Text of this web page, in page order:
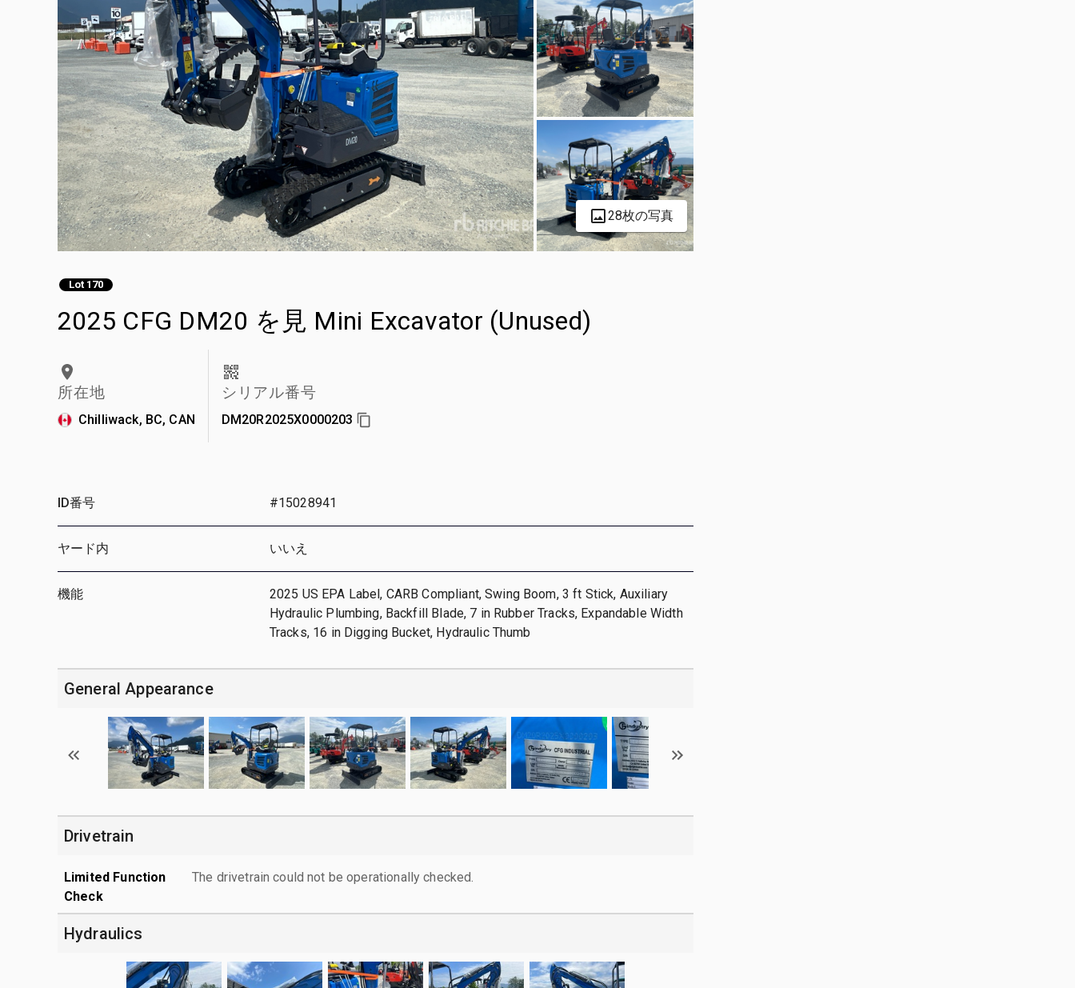
28枚の写真
Lot 170
2025 CFG DM20 を見 Mini Excavator (Unused)
所在地
Chilliwack, BC, CAN
シリアル番号
DM20R2025X0000203
ID番号 #15028941
ヤード内 いいえ
機能
2025 US EPA Label, CARB Compliant, Swing Boom, 3 ft Stick, Auxiliary
Hydraulic Plumbing, Backfill Blade, 7 in Rubber Tracks, Expandable Width
Tracks, 16 in Digging Bucket, Hydraulic Thumb
General Appearance
Drivetrain
Limited Function
Check
The drivetrain could not be operationally checked.
Hydraulics